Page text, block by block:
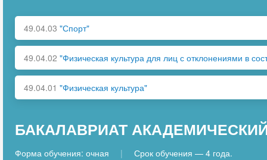
49.04.03 "Спорт"
49.04.02 "Физическая культура для лиц с отклонениями в
49.04.01 "Физическая культура"
БАКАЛАВРИАТ
Форма обучения: очная | Срок обучения — 4 года.